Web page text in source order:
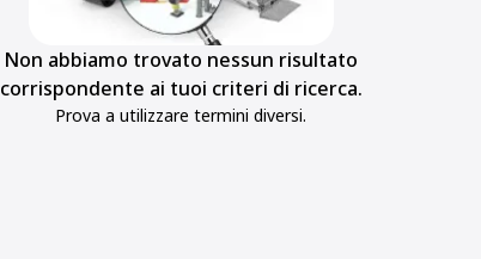
Non abbiamo trovato nessun risultato
corrispondente ai tuoi criteri di ricerca.
Prova a utilizzare termini diversi.